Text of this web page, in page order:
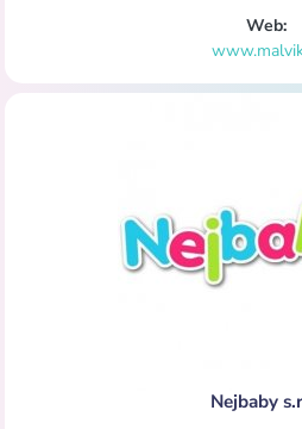
Web:
Nejbaby